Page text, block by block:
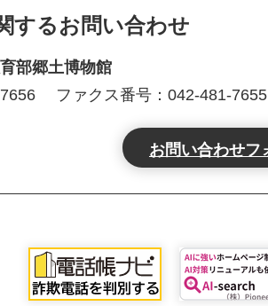
するお問い合わせ
部郷土博物館
ファクス番号：042-481-7655